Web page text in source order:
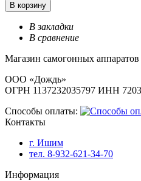
В корзину
В закладки
В сравнение
Магазин самогонных
ООО «Дождь»
ОГРН 1137232035797 ИНН
Способы оплаты:
Контакты
г. Ишим
тел. 8-932-621-34-70
Информация